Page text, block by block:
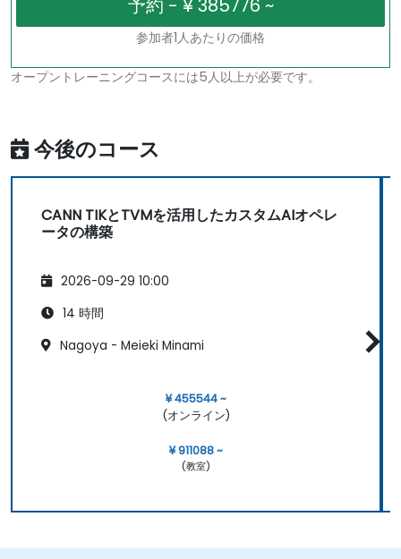
参加者1人あたりの価格
オープントレーニングコースには5人以上が必要です。
今後のコース
CANN TIKとTVMを活用したカスタムAIオペレ
ータの構築
2026-09-29 10:00
14 時間
Nagoya - Meieki Minami
¥ 455544 ~
(オンライン)
¥ 911088 ~
(教室)